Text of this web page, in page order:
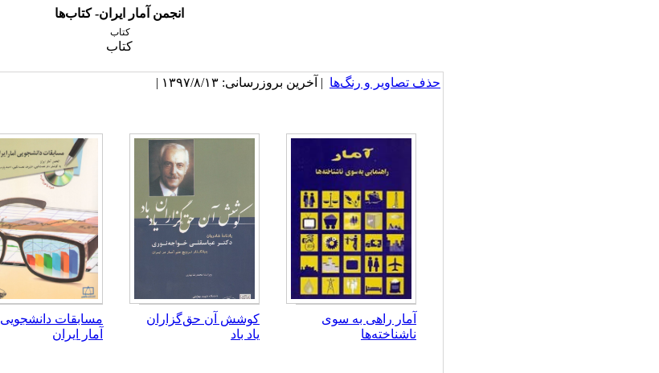
انجمن آمار ایران- کتاب‌ها
کتاب
کتاب
حذف تصاویر و رنگ‌ها | آخرین بروزرسانی: ۱۳۹۷/۸/۱۳ |
آمار راهی به سوی
ناشناخته‌ها
کوشش آن حق‌گزاران
یاد باد
مسابقات دانشجویی
آمار ایران